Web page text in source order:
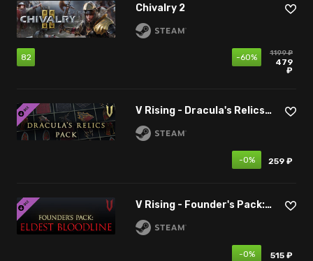
Chivalry 2
82 -60% 1199 ₽
479
₽
V Rising - Dracula's Relics Pack
-0% 259 ₽
V Rising - Founder's Pack: Eldest Bloodline
-0% 515 ₽